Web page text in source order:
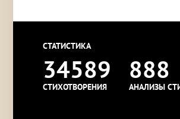
СТАТИСТИКА
34589
СТИХОТВОРЕНИЯ
888
АНАЛИЗЫ